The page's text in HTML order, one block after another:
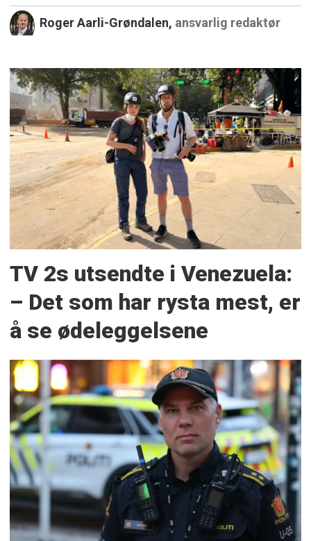
Roger Aarli-Grøndalen, ansvarlig redaktør
TV 2s utsendte i Venezuela:
– Det som har rysta mest, er
å se ødeleggelsene